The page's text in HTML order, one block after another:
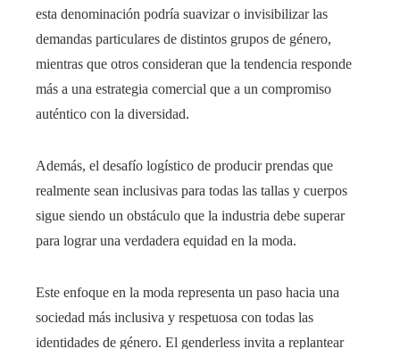
esta denominación podría suavizar o invisibilizar las
demandas particulares de distintos grupos de género,
mientras que otros consideran que la tendencia responde
más a una estrategia comercial que a un compromiso
auténtico con la diversidad.
Además, el desafío logístico de producir prendas que
realmente sean inclusivas para todas las tallas y cuerpos
sigue siendo un obstáculo que la industria debe superar
para lograr una verdadera equidad en la moda.
Este enfoque en la moda representa un paso hacia una
sociedad más inclusiva y respetuosa con todas las
identidades de género. El genderless invita a replantear